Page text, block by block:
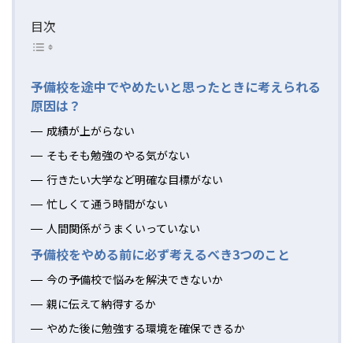
目次
予備校を途中でやめたいと思ったときに考えられる
原因は？
成績が上がらない
そもそも勉強のやる気がない
行きたい大学など明確な目標がない
忙しくて通う時間がない
人間関係がうまくいっていない
予備校をやめる前に必ず考えるべき3つのこと
今の予備校で悩みを解決できないか
親に伝えて納得するか
やめた後に勉強する環境を確保できるか